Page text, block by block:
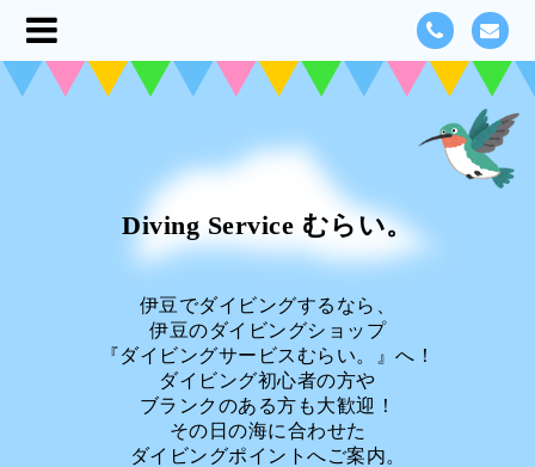
Diving Service むらい。
伊豆でダイビングするなら、
伊豆のダイビングショップ
『ダイビングサービスむらい。』へ！
ダイビング初心者の方や
ブランクのある方も大歓迎！
その日の海に合わせた
ダイビングポイントへご案内。